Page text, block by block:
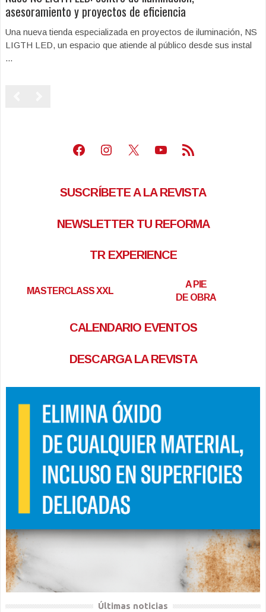
asesoramiento y proyectos de eficiencia
Una nueva tienda especializada en proyectos de iluminación, NS
LIGTH LED, un espacio que atiende al público desde sus instal
...
Facebook
Instagram
X Youtube
Feed RSS
SUSCRÍBETE A LA REVISTA
NEWSLETTER TU REFORMA
TR EXPERIENCE
MASTERCLASS XXL
A PIE
DE OBRA
CALENDARIO EVENTOS
DESCARGA LA REVISTA
Últimas noticias